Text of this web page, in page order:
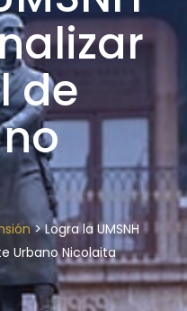
de
>Logra la UMSNH
Urbano Nicolaita